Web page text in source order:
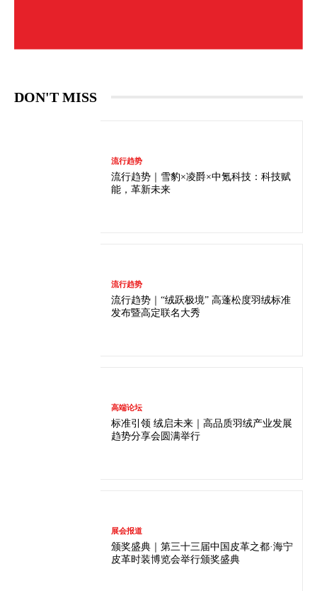
DON'T MISS
流行趋势
流行趋势｜雪豹×凌爵×中氪科技：科技赋
能，革新未来
流行趋势
流行趋势｜“绒跃极境” 高蓬松度羽绒标准
发布暨高定联名大秀
高端论坛
标准引领 绒启未来｜高品质羽绒产业发展
趋势分享会圆满举行
展会报道
颁奖盛典｜第三十三届中国皮革之都·海宁
皮革时装博览会举行颁奖盛典